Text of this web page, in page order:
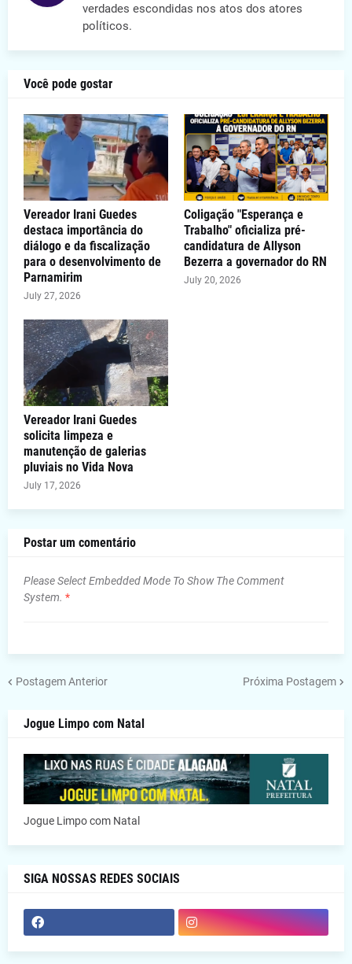
verdades escondidas nos atos dos atores
políticos.
Você pode gostar
Vereador Irani Guedes
destaca importância do
diálogo e da fiscalização
para o desenvolvimento de
Parnamirim
July 27, 2026
Coligação "Esperança e
Trabalho" oficializa pré-
candidatura de Allyson
Bezerra a governador do RN
July 20, 2026
Vereador Irani Guedes
solicita limpeza e
manutenção de galerias
pluviais no Vida Nova
July 17, 2026
Postar um comentário
Please Select Embedded Mode To Show The Comment
System. *
Postagem Anterior Próxima Postagem
Jogue Limpo com Natal
Jogue Limpo com Natal
SIGA NOSSAS REDES SOCIAIS